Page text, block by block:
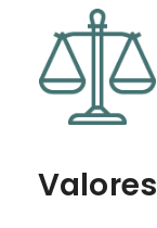
Valores